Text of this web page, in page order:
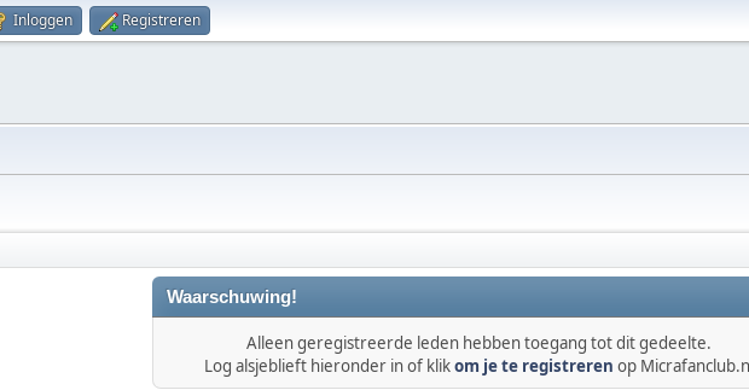
Inloggen Registreren
Waarschuwing!
Alleen geregistreerde leden hebben toegang tot dit gedeelte.
Log alsjeblieft hieronder in of klikom je te registreren op